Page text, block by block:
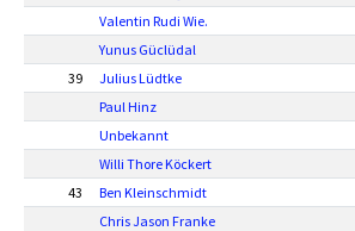
Valentin Rudi Wie.
Yunus Güclüdal
39
Julius Lüdtke
Paul Hinz
Unbekannt
Willi Thore Köckert
43
Ben Kleinschmidt
Chris Jason Franke